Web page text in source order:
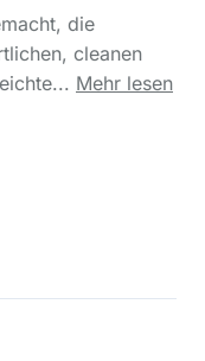
die
cleanen
Mehr lesen